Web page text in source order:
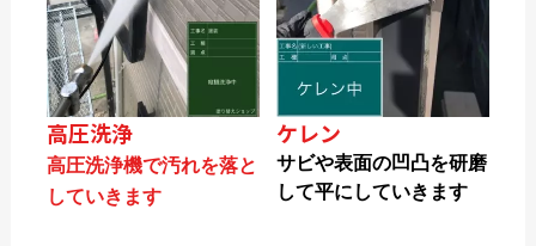
高圧洗浄
高圧洗浄機で汚れを落と
していきます
ケレン
サビや表面の凹凸を研磨
して平にしていきます